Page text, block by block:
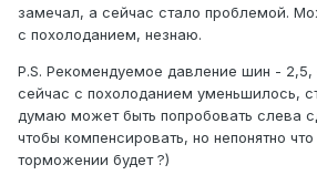
замечал, а сейчас стало проблемой.
с похолоданием, незнаю.
P.S. Рекомендуемое давление шин -
сейчас с похолоданием уменьшилось,
думаю может быть попробовать слева
чтобы компенсировать, но непонятно
торможении будет ?)